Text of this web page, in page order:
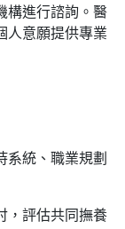
構進行諮詢。醫
人意願提供專業
系統、職業規劃
，評估共同撫養